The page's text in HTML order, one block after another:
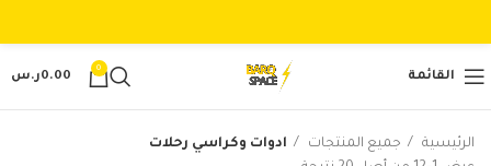
القائمة
0
0.00ر.س
الرئيسية جميع المنتجات
ادوات وكراسي رحلات